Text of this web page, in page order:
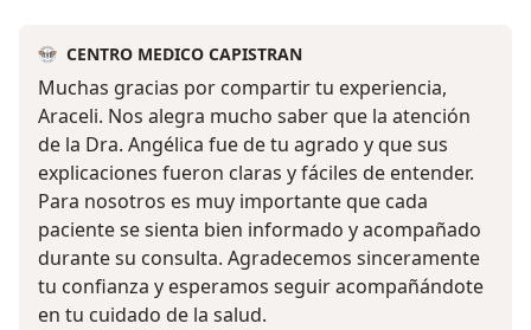
CENTRO MEDICO CAPISTRAN
Muchas gracias por compartir tu experiencia,
Araceli. Nos alegra mucho saber que la atención
de la Dra. Angélica fue de tu agrado y que sus
explicaciones fueron claras y fáciles de entender.
Para nosotros es muy importante que cada
paciente se sienta bien informado y acompañado
durante su consulta. Agradecemos sinceramente
tu confianza y esperamos seguir acompañándote
en tu cuidado de la salud.